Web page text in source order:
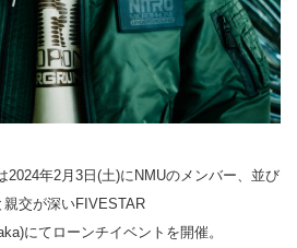
2024年2月3日(土)にNMUのメンバー、並び
交が深いFIVESTAR
にてローンチイベントを開催。